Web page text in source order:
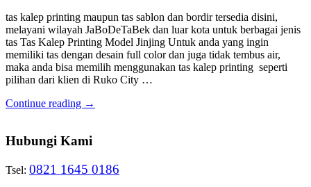
tas kalep printing maupun tas sablon dan bordir tersedia disini,
melayani wilayah JaBoDeTaBek dan luar kota untuk berbagai jenis
tas Tas Kalep Printing Model Jinjing Untuk anda yang ingin
memiliki tas dengan desain full color dan juga tidak tembus air,
maka anda bisa memilih menggunakan tas kalep printing seperti
pilihan dari klien di Ruko City …
Continue reading →
Hubungi Kami
Tsel: 0821 1645 0186